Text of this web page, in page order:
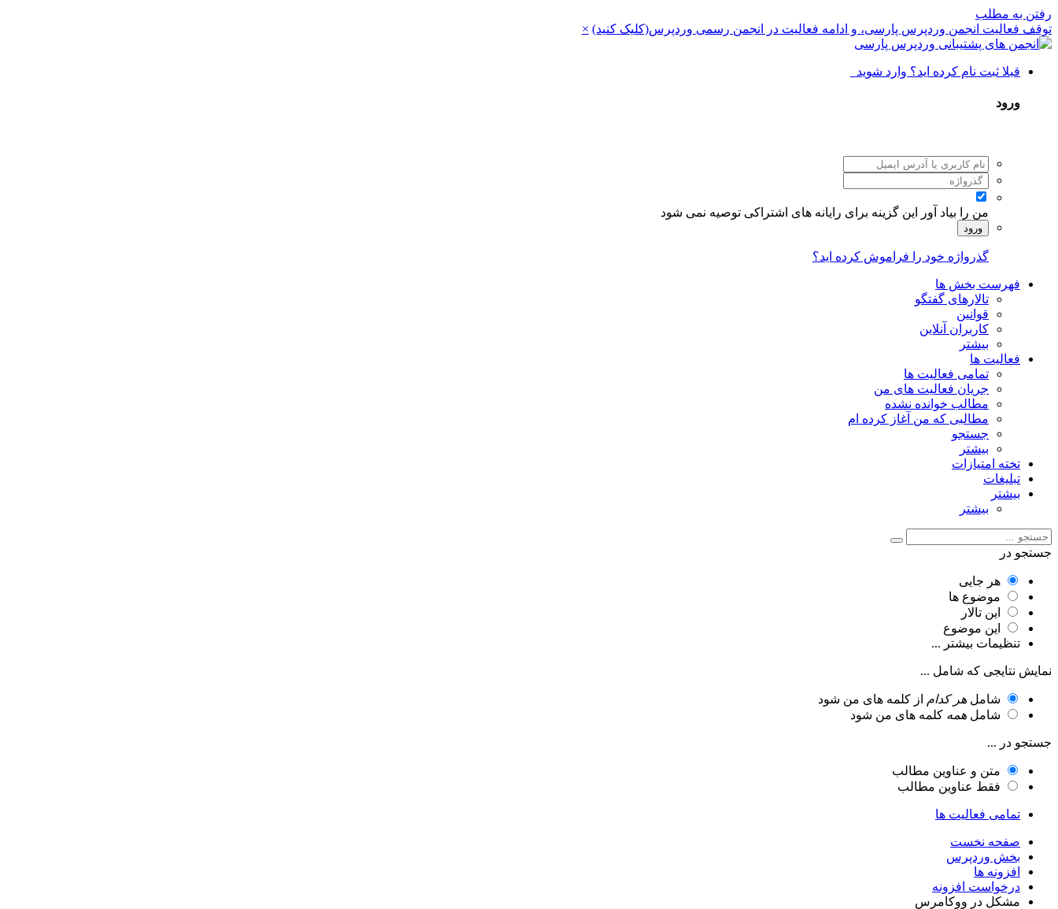
رفتن به مطلب
توقف فعالیت انجمن وردپرس پارسی، و ادامه فعالیت در انجمن رسمی وردپرس(کلیک کنید) ×
قبلا ثبت نام کرده اید؟ وارد شوید
ورود
من را بیاد آور این گزینه برای رایانه های اشتراکی توصیه نمی شود
ورود
گذرواژه خود را فراموش کرده اید؟
فهرست بخش ها
تالارهای گفتگو
قوانین
کاربران آنلاین
بیشتر
فعالیت ها
تمامی فعالیت ها
جریان فعالیت های من
مطالب خوانده نشده
مطالبی که من آغاز کرده ام
جستجو
بیشتر
تخته امتیازات
تبلیغات
بیشتر
بیشتر
جستجو در
هر جایی
موضوع ها
این تالار
این موضوع
تنظیمات بیشتر ...
نمایش نتایجی که شامل ...
شامل هر کدام از کلمه های من شود
شامل همه کلمه های من شود
جستجو در ...
متن و عناوین مطالب
فقط عناوین مطالب
تمامی فعالیت ها
صفحه نخست
بخش وردپرس
افزونه ها
درخواست افزونه
مشکل در ووکامرس